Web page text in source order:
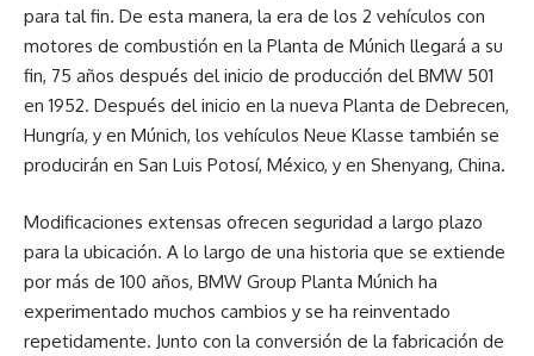
para tal fin. De esta manera, la era de los 2 vehículos con
motores de combustión en la Planta de Múnich llegará a su
fin, 75 años después del inicio de producción del BMW 501
en 1952. Después del inicio en la nueva Planta de Debrecen,
Hungría, y en Múnich, los vehículos Neue Klasse también se
producirán en San Luis Potosí, México, y en Shenyang, China.
Modificaciones extensas ofrecen seguridad a largo plazo
para la ubicación. A lo largo de una historia que se extiende
por más de 100 años, BMW Group Planta Múnich ha
experimentado muchos cambios y se ha reinventado
repetidamente. Junto con la conversión de la fabricación de